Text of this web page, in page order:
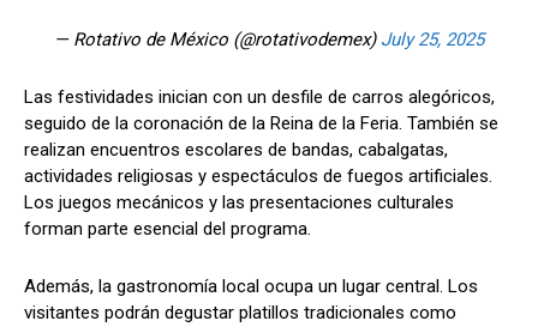
— Rotativo de México (@rotativodemex) July 25, 2025
Las festividades inician con un desfile de carros alegóricos,
seguido de la coronación de la Reina de la Feria. También se
realizan encuentros escolares de bandas, cabalgatas,
actividades religiosas y espectáculos de fuegos artificiales.
Los juegos mecánicos y las presentaciones culturales
forman parte esencial del programa.
Además, la gastronomía local ocupa un lugar central. Los
visitantes podrán degustar platillos tradicionales como